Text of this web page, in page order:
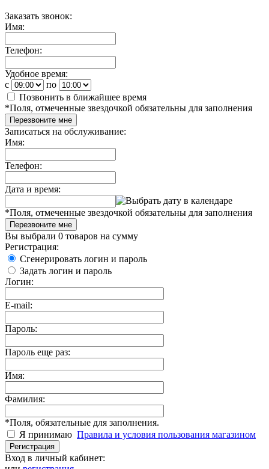
Заказать звонок:
Имя:
Телефон:
Удобное время:
c
по
Позвонить в ближайшее время
*Поля, отмеченные звездочкой обязательны для заполнения
Перезвоните мне
Записаться на обслуживание:
Имя:
Телефон:
Дата и время:
*Поля, отмеченные звездочкой обязательны для заполнения
Перезвоните мне
Вы выбрали 0 товаров на сумму
Регистрация:
Сгенерировать логин и пароль
Задать логин и пароль
Логин:
E-mail:
Пароль:
Пароль еще раз:
Имя:
Фамилия:
*Поля, обязательные для заполнения.
Я принимаю Правила и условия пользования магазином
Регистрация
Вход в личный кабинет: